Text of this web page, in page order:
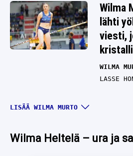
Wilma
lähti
viesti,
WILMA
LASSE
MM-
LISÄÄ WILMA MURTO
Wilma Heltelä – ura ja